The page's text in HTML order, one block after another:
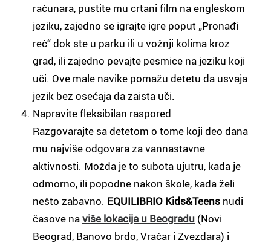
računara, pustite mu crtani film na engleskom
jeziku, zajedno se igrajte igre poput „Pronađi
reč“ dok ste u parku ili u vožnji kolima kroz
grad, ili zajedno pevajte pesmice na jeziku koji
uči. Ove male navike pomažu detetu da usvaja
jezik bez osećaja da zaista uči.
Napravite fleksibilan raspored
Razgovarajte sa detetom o tome koji deo dana
mu najviše odgovara za vannastavne
aktivnosti. Možda je to subota ujutru, kada je
odmorno, ili popodne nakon škole, kada želi
nešto zabavno. EQUILIBRIO Kids&Teens nudi
časove naviše lokacija u Beogradu (Novi
Beograd, Banovo brdo, Vračar i Zvezdara) i